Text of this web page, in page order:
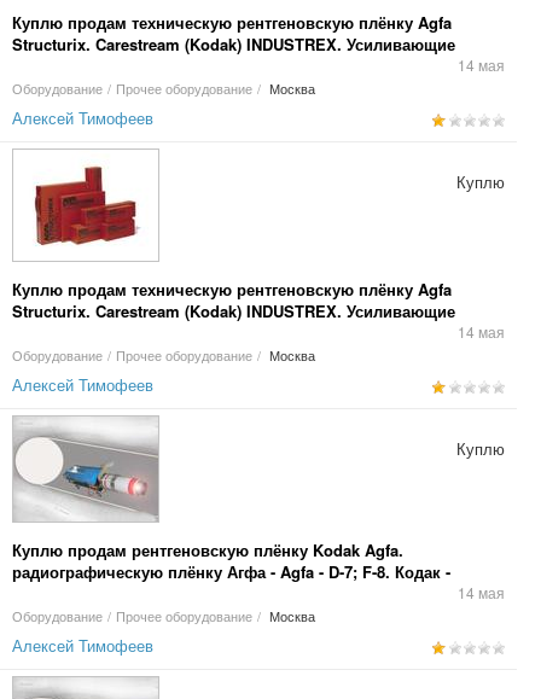
Куплю продам техническую рентгеновскую плёнку Agfa
Structurix. Carestream (Kodak) INDUSTREX. Усиливающие
14 мая
Оборудование / Прочее оборудование / Москва
Алексей Тимофеев
Куплю продам техническую рентгеновскую плёнку Agfa
Structurix. Carestream (Kodak) INDUSTREX. Усиливающие
14 мая
Оборудование / Прочее оборудование / Москва
Куплю
Алексей Тимофеев
Куплю продам рентгеновскую плёнку Kodak Agfa.
радиографическую плёнку Агфа - Agfa - D-7; F-8. Кодак -
Kodak -AA-400; HS-800. Усиливающие экраны RCF, NDT 1200,
УПВ2.
14 мая
Оборудование / Прочее оборудование / Москва
Куплю
Алексей Тимофеев